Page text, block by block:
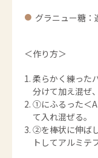
グラニュー糖：
＜作り方＞
柔らかく練った
分けて加え混ぜ
①にふるった＜
て入れ混ぜる。
②を棒状に伸ば
トしてアルミテ